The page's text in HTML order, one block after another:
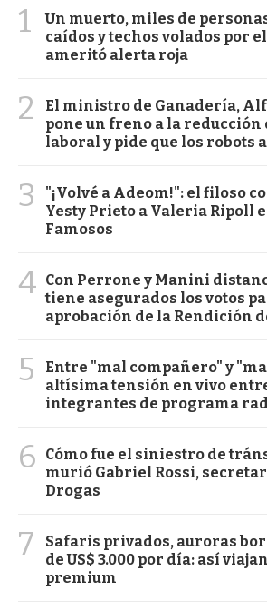
1
Un muerto, miles de
caídos y techos volados por
ameritó alerta roja
2
El ministro de Ganadería,
pone un freno a la reducción
laboral y pide que los robots
3
"¡Volvé a Adeom!": el filoso
Yesty Prieto a Valeria Ripoll
Famosos
4 Con Perrone y Manini
tiene asegurados los votos
aprobación de la Rendición
5
Entre "mal compañero" y
altísima tensión en vivo
integrantes de programa
6
Cómo fue el siniestro de
murió Gabriel Rossi,
Drogas
7
Safaris privados, auroras
de US$ 3.000 por día: así
premium